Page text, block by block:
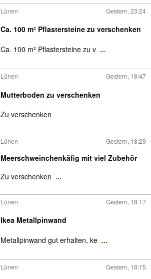
Lünen Gestern, 23:24
Ca. 100 m² Pflastersteine zu verschenken
Ca. 100 m² Pflastersteine zu v ...
Lünen Gestern, 18:47
Mutterboden zu verschenken
Zu verschenken
Lünen Gestern, 18:29
Meerschweinchenkäfig mit viel Zubehör
Zu verschenken ...
Lünen Gestern, 18:17
Ikea Metallpinwand
Metallpinwand gut erhalten, ke ...
Lünen Gestern, 18:15